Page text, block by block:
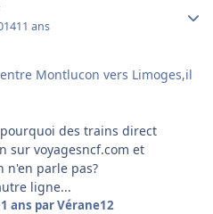
11 ans
Montlucon vers Limoges,il
des trains direct
sur voyagesncf.com et
n'en parle pas?
ligne...
ans par Vérane12